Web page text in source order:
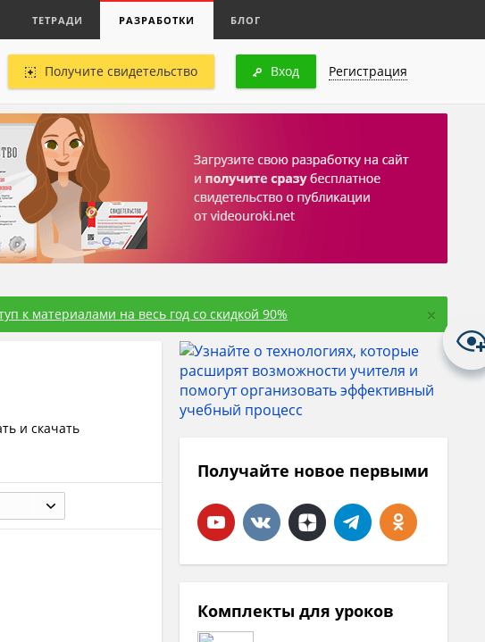
ТЕТРАДИ РАЗРАБОТКИ БЛОГ
Получите свидетельство Вход Регистрация
к материалами на весь год со скидкой 90% ×
и скачать
Получайте новое первыми
Комплекты для уроков